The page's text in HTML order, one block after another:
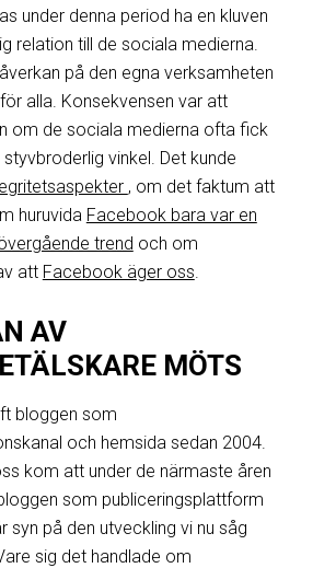
under denna period ha en kluven
relation till de sociala medierna.
på den egna verksamheten
alla. Konsekvensen var att
om de sociala medierna ofta fick
vinkel. Det kunde
, om det faktum att
huruvida Facebook bara var en
trend och om
att Facebook äger oss
AV
MÖTS
bloggen som
och hemsida sedan 2004.
kom att under de närmaste åren
som publiceringsplattform
syn på den utveckling vi nu såg
sig det handlade om